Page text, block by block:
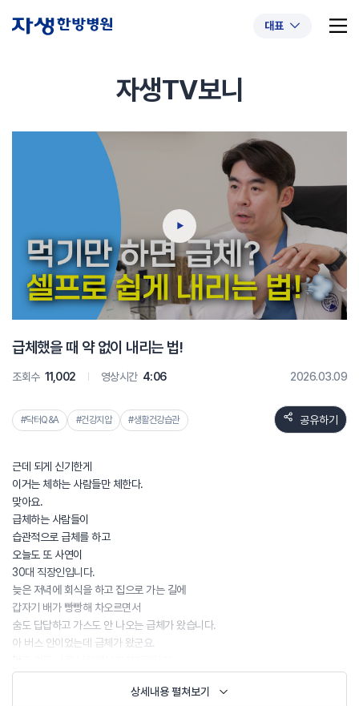
대표
#초음파약침 #척추압박골절
#교통사고후유증 #허리디스크 #목디스크
#추나요법
자생TV보니
급체했을 때 약 없이 내리는 법!
조회수 11,002 영상시간 4:06 2026.03.09
#닥터Q&A #건강지압 #생활건강습관 공유하기
근데 되게 신기한게
이거는 체하는 사람들만 체한다.
맞아요.
급체하는 사람들이
습관적으로 급체를 하고
오늘도 또 사연이
30대 직장인입니다.
늦은 저녁에 회식을 하고 집으로 가는 길에
갑자기 배가 빵빵해 차오르면서
숨도 답답하고 가스도 안 나오는 급체가 왔습니다.
아 버스 안이었는데 급체가 왔군요.
약도 없고 너무 난감해서 끙끙거리다가
겨우 집에 와서 소화제를 먹었어요.
저도 젊을 땐 뭘 먹어도 탈이 나거나 하는 법이 잘 없었는데
상세내용 펼쳐보기